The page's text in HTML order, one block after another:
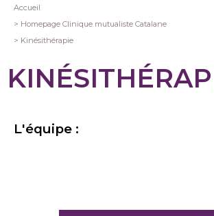
Fil
d'Ariane
Accueil
Homepage Clinique mutualiste Catalane
Kinésithérapie
L'équipe :